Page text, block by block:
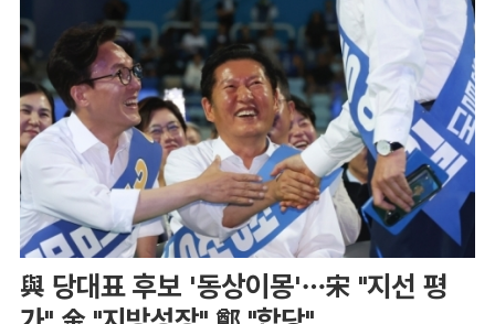
與 당대표 후보 '동상이몽'…宋 "지선 평